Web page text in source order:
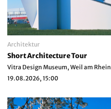
Architektur
Short Architecture Tour
Vitra Design Museum, Weil am Rhein
19.08.2026, 15:00